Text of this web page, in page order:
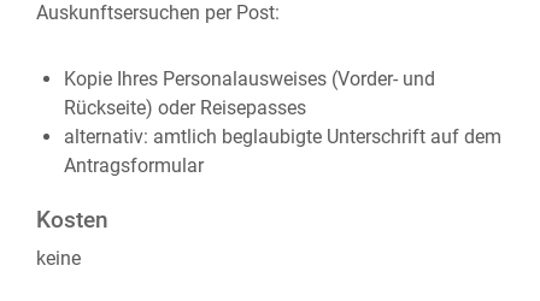
Auskunftsersuchen per Post:
Kopie Ihres Personalausweises (Vorder- und
Rückseite) oder Reisepasses
alternativ: amtlich beglaubigte Unterschrift auf dem
Antragsformular
Kosten
keine